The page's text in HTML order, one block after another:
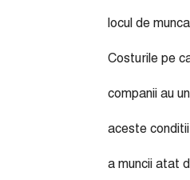
locul de
Costurile pe
companii au
aceste
a muncii atat